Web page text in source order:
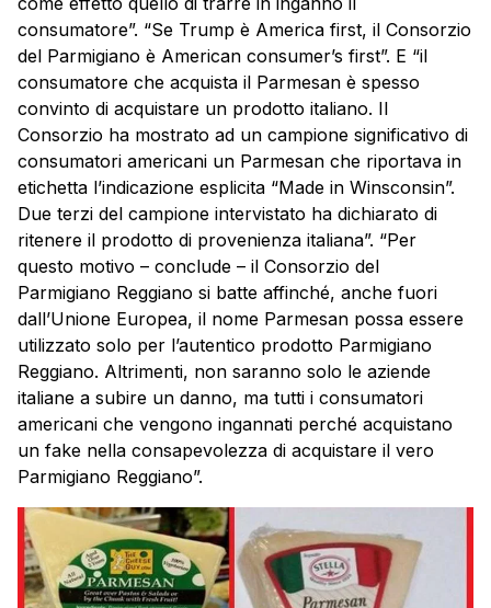
consumatore”. “Se Trump è America first, il Consorzio
del Parmigiano è American consumer’s first”. E “il
consumatore che acquista il Parmesan è spesso
convinto di acquistare un prodotto italiano. Il
Consorzio ha mostrato ad un campione significativo di
consumatori americani un Parmesan che riportava in
etichetta l’indicazione esplicita “Made in Winsconsin”.
Due terzi del campione intervistato ha dichiarato di
ritenere il prodotto di provenienza italiana”. “Per
questo motivo – conclude – il Consorzio del
Parmigiano Reggiano si batte affinché, anche fuori
dall’Unione Europea, il nome Parmesan possa essere
utilizzato solo per l’autentico prodotto Parmigiano
Reggiano. Altrimenti, non saranno solo le aziende
italiane a subire un danno, ma tutti i consumatori
americani che vengono ingannati perché acquistano
un fake nella consapevolezza di acquistare il vero
Parmigiano Reggiano”.